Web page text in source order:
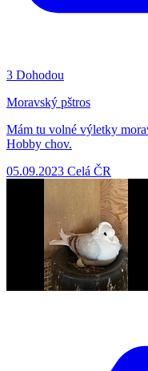
3 Dohodou
Moravský pštros
Mám tu volné výletky
Hobby chov.
05.09.2023 Celá ČR